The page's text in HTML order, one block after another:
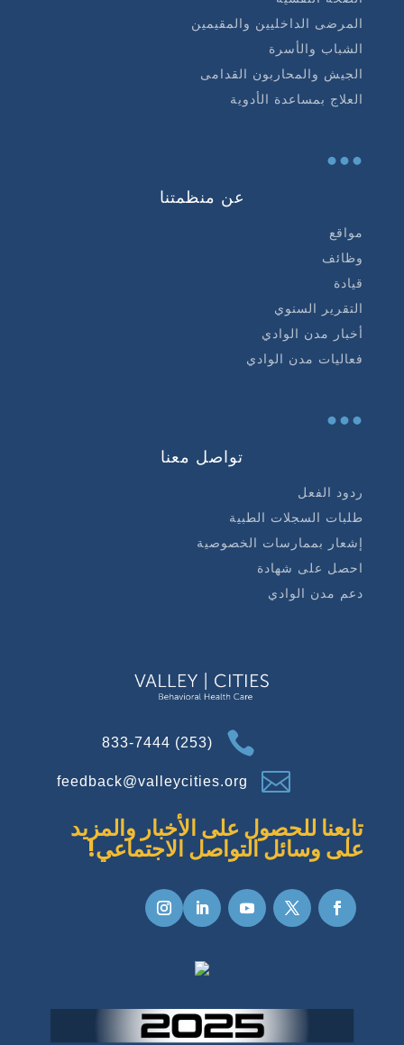
المرضى الداخليين والمقيمين
الشباب والأسرة
الجيش والمحاربون القدامى
العلاج بمساعدة الأدوية
...
عن منظمتنا
مواقع
وظائف
قيادة
التقرير السنوي
أخبار مدن الوادي
فعاليات مدن الوادي
...
تواصل معنا
ردود الفعل
طلبات السجلات الطبية
إشعار بممارسات الخصوصية
احصل على شهادة
دعم مدن الوادي

(253) 833-7444

feedback@valleycities.org
تابعنا للحصول على الأخبار والمزيد
على وسائل التواصل الاجتماعي!